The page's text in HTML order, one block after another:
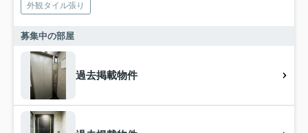
外観タイル張り
募集中の部屋
過去掲載物件